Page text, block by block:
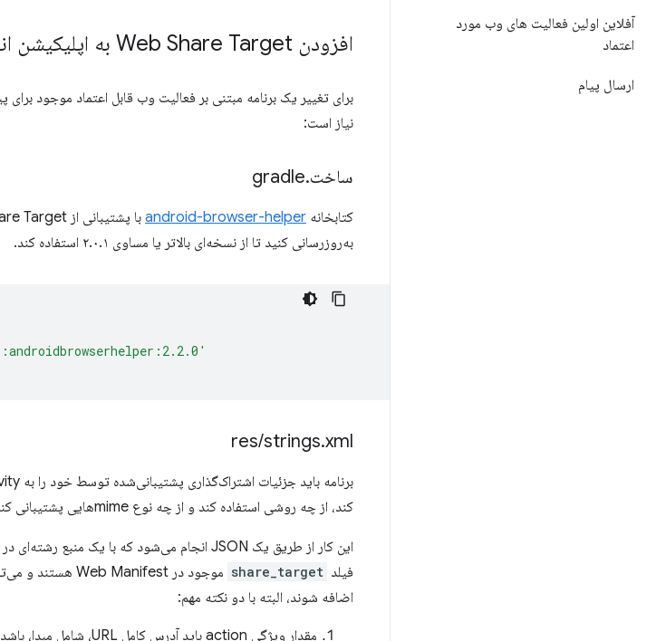
آفلاین اولین فعالیت های وب مورد
اعتماد
ارسال پیام
افزودن Web Share Target به اپلیکیشن اندروید
برای تغییر یک برنامه مبتنی بر فعالیت وب قابل اعتماد موجود
نیاز است:
ساخت.
gradle
کتابخانه android-browser-helper
به‌روزرسانی کنید تا از نسخه‌ای بالاتر یا مساوی ۲.۰.۱ استفاده کند.
res/strings.xml
کند، از چه روشی استفاده کند و از چه نوع mimeهایی پشتیبانی کند.
فیلد share_target موجود در Web Manifest هستند و می‌توانند تقریباً به همان شکل فعلی به یک رشته درون
اضافه شوند، البته با دو نکته مهم:
مقدار ویژگی action باید آدرس کامل URL، شامل مبدا، باشد.